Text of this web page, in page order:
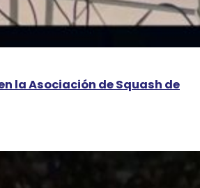
la Asociación de Squash de